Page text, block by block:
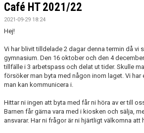
BILDGALLERI
NYHETSARKIV
Café HT 2021/22
2021-09-29 18:24
Hej!
Vi har blivit tilldelade 2 dagar denna termin då vi
gymnasium. Den 16 oktober och den 4
tillfälle i 3 arbetspass och delat ut tider. Skulle
försöker man byta med någon inom laget. Vi
man kan kommunicera i.
Hittar ni ingen att byta med får ni höra av er till
Barnen får gärna vara med i kiosken och sälja,
ansvarar. Har ni frågor är ni hjärtligt välkomna att